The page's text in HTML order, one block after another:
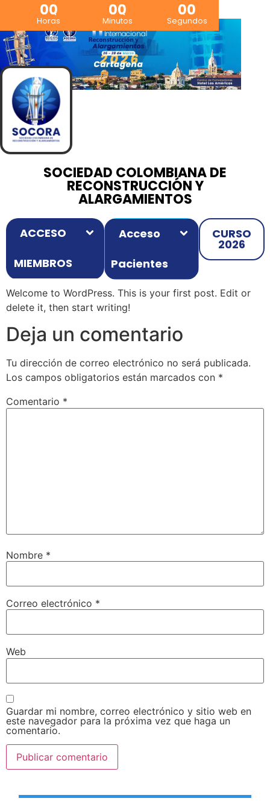
00
Horas
00
Minutos
00
Segundos
SOCIEDAD COLOMBIANA DE
RECONSTRUCCIÓN Y
ALARGAMIENTOS
ACCESO
MIEMBROS
Acceso
Pacientes
CURSO
2026
Welcome to WordPress. This is your first post. Edit or
delete it, then start writing!
Deja un comentario
Tu dirección de correo electrónico no será publicada.
Los campos obligatorios están marcados con *
Comentario *
Nombre *
Correo electrónico *
Web
Guardar mi nombre, correo electrónico y sitio web en
este navegador para la próxima vez que haga un
comentario.